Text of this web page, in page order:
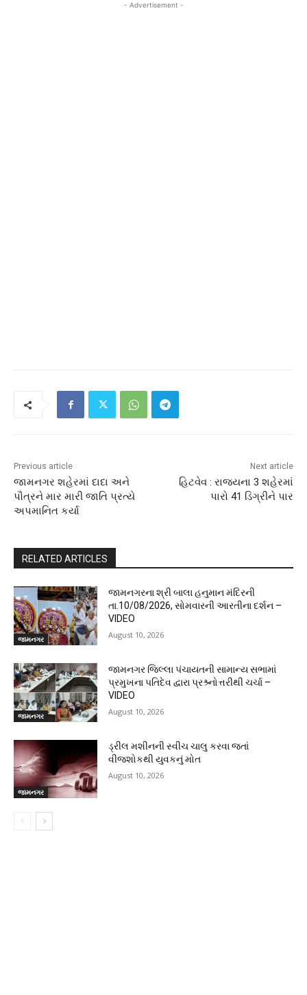
- Advertisement -
Previous article
જામનગર શહેરમાં દાદા અને
પૌત્રને માર મારી જાતિ પ્રત્યે
અપમાનિત કર્યા
Next article
હિટવેવ : રાજ્યના 3 શહેરમાં
પારો 41 ડિગ્રીને પાર
RELATED ARTICLES
જામનગર
જામનગરના શ્રી બાલા હનુમાન મંદિરની
તા.10/08/2026, સોમવારની આરતીના દર્શન –
VIDEO
August 10, 2026
જામનગર
જામનગર જિલ્લા પંચાયતની સામાન્ય સભામાં
પ્રમુખના પતિદેવ દ્વારા પ્રશ્ર્નોત્તરીથી ચર્ચા –
VIDEO
August 10, 2026
જામનગર
ડ્રીલ મશીનની સ્વીચ ચાલુ કરવા જતાં
વીજશોકથી યુવકનું મોત
August 10, 2026